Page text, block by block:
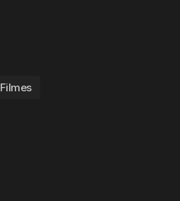
Filmes